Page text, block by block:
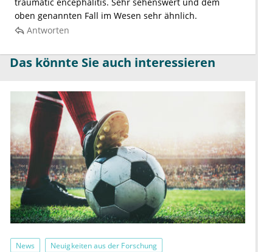
oben genannten Fall im Wesen sehr ähnlich.
Antworten
Das könnte Sie auch interessieren
News Neuigkeiten aus der Forschung